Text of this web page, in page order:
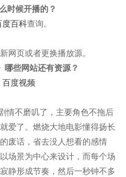
时候开播的？
度百科查询。
网页或者更换播放源。
些网站还有资源？
百度视频
情不磨叽了，主要角色不拖后
爱了。燃烧大地电影懂得扬长
废话，省去没人想看的感情
场景为中心来设计，而每个场
静形成节奏，然后一秒钟不多